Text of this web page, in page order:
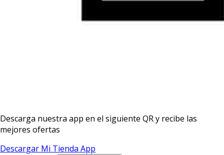
Descarga nuestra app en el siguiente QR y recibe las
mejores ofertas
Descargar Mi Tienda App